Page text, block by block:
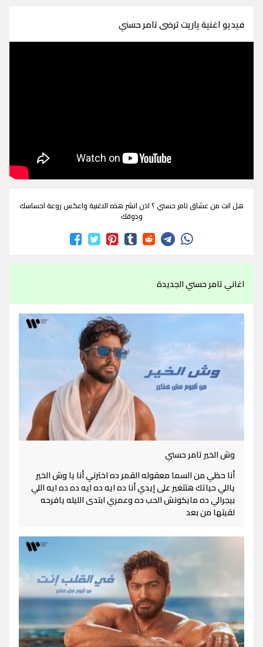
فيديو اغنية ياريت ترضى تامر حسني
هل انت من عشاق تامر حسني ؟ اذن انشر هذه الاغنية واعكس روعة احساسك
وذوقك
اغاني تامر حسني الجديدة
وش الخير تامر حسني
أنا حظي من السما معقوله القمر ده اخترني أنا يا وش الخير
ياللي حياتك هتتغير على إيدي أنا ده ايه ده ايه ده ده ايه اللي
بيجرالي ده مايكونش الحب ده وعمري ابتدى الليله يافرحه
لقيتها من بعد